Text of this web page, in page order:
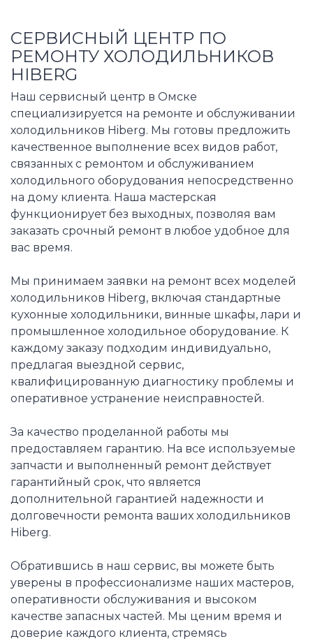
СЕРВИСНЫЙ ЦЕНТР ПО
РЕМОНТУ ХОЛОДИЛЬНИКОВ
HIBERG
Наш сервисный центр в Омске
специализируется на ремонте и обслуживании
холодильников Hiberg. Мы готовы предложить
качественное выполнение всех видов работ,
связанных с ремонтом и обслуживанием
холодильного оборудования непосредственно
на дому клиента. Наша мастерская
функционирует без выходных, позволяя вам
заказать срочный ремонт в любое удобное для
вас время.
Мы принимаем заявки на ремонт всех моделей
холодильников Hiberg, включая стандартные
кухонные холодильники, винные шкафы, лари и
промышленное холодильное оборудование. К
каждому заказу подходим индивидуально,
предлагая выездной сервис,
квалифицированную диагностику проблемы и
оперативное устранение неисправностей.
За качество проделанной работы мы
предоставляем гарантию. На все используемые
запчасти и выполненный ремонт действует
гарантийный срок, что является
дополнительной гарантией надежности и
долговечности ремонта ваших холодильников
Hiberg.
Обратившись в наш сервис, вы можете быть
уверены в профессионализме наших мастеров,
оперативности обслуживания и высоком
качестве запасных частей. Мы ценим время и
доверие каждого клиента, стремясь